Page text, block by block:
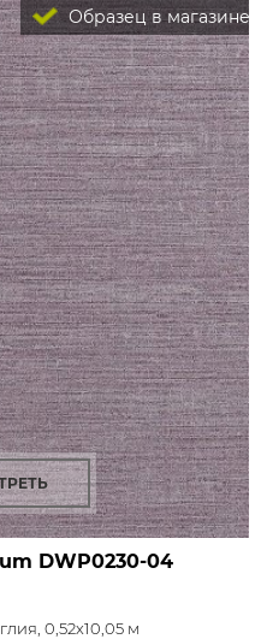
Образец в магазине
DWP0230-04
0,52x10,05 м